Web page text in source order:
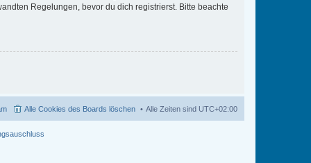
Regelungen, bevor du dich registrierst. Bitte beachte
Alle Zeiten sind UTC+02:00
Alle Cookies des Boards löschen